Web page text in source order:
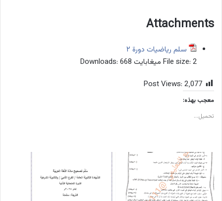
Attachments
سلم رياضيات دورة ٢
File size: 2 ميغابايت Downloads: 668
Post Views: 2٬077
معجب بهذه:
تحميل...